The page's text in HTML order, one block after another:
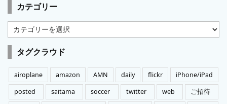
カテゴリー
カ
テ
ゴ
リ
ー
タグクラウド
airoplane amazon AMN daily flickr
iPhone/iPad
posted
saitama soccer twitter web
ご招待